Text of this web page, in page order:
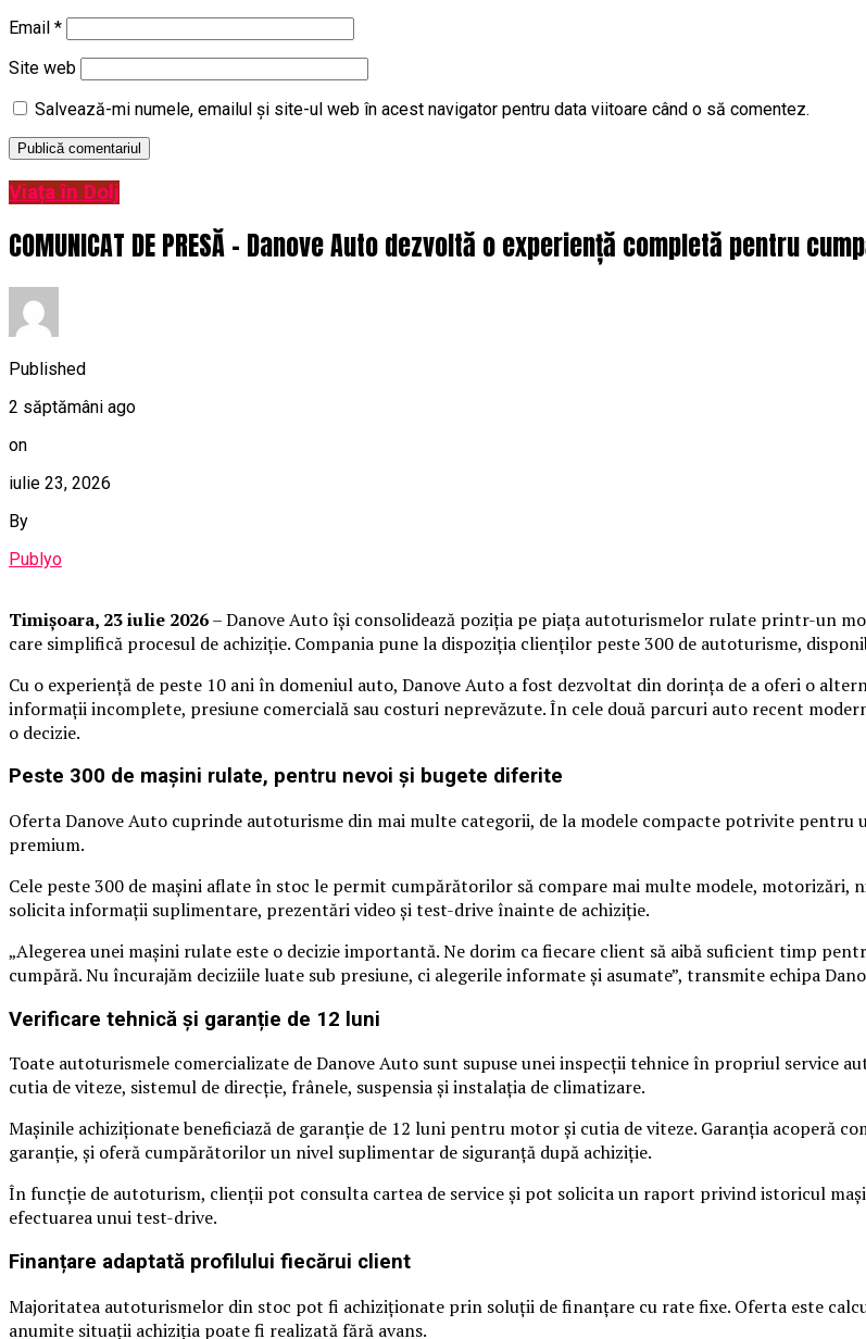
Email *
Site web
Salvează-mi numele, emailul și site-ul web în acest navigator pentru data viitoare când o să comentez.
Viața în Dolj
COMUNICAT DE PRESĂ – Danove Auto dezvoltă o experiență completă pentru
Published
2 săptămâni ago
on
iulie 23, 2026
By
Publyo
Timișoara, 23 iulie 2026– Danove Auto își consolidează poziția pe piața autoturismelor rulate printr-un
care simplifică procesul de achiziție. Compania pune la dispoziția clienților peste 300 de autoturisme,
Cu o experiență de peste 10 ani în domeniul auto, Danove Auto a fost dezvoltat din dorința de a oferi o
informații incomplete, presiune comercială sau costuri neprevăzute. În cele două parcuri auto recent
o decizie.
Peste 300 de mașini rulate, pentru nevoi și bugete diferite
Oferta Danove Auto cuprinde autoturisme din mai multe categorii, de la modele compacte potrivite pentru
premium.
Cele peste 300 de mașini aflate în stoc le permit cumpărătorilor să compare mai multe modele, motorizări,
solicita informații suplimentare, prezentări video și test-drive înainte de achiziție.
„Alegerea unei mașini rulate este o decizie importantă. Ne dorim ca fiecare client să aibă suficient timp
cumpără. Nu încurajăm deciziile luate sub presiune, ci alegerile informate și asumate”, transmite echipa
Verificare tehnică și garanție de 12 luni
Toate autoturismele comercializate de Danove Auto sunt supuse unei inspecții tehnice în propriul service
cutia de viteze, sistemul de direcție, frânele, suspensia și instalația de climatizare.
Mașinile achiziționate beneficiază de garanție de 12 luni pentru motor și cutia de viteze. Garanția acoperă
garanție, și oferă cumpărătorilor un nivel suplimentar de siguranță după achiziție.
În funcție de autoturism, clienții pot consulta cartea de service și pot solicita un raport privind istoricul
efectuarea unui test-drive.
Finanțare adaptată profilului fiecărui client
Majoritatea autoturismelor din stoc pot fi achiziționate prin soluții de finanțare cu rate fixe. Oferta este
anumite situații achiziția poate fi realizată fără avans.